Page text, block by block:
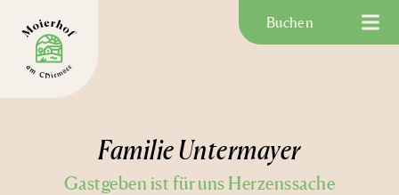
Buchen
Familie Untermayer
Gastgeben ist für uns Herzenssache